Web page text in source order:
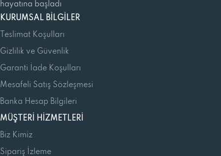
hayatına başladı
KURUMSAL BILGILER
Teslimat Koşulları
Gizlilik ve Güvenlik
Garanti İade Koşulları
Mesafeli Satış Sözleşmesi
Banka Hesap Bilgileri
MÜŞTERI HIZMETLERI
Biz Kimiz
Sipariş İzleme